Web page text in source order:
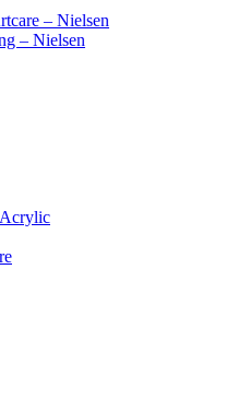
– Nielsen
– Nielsen